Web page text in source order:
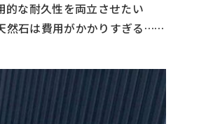
的な耐久性を両立させたい
然石は費用がかかりすぎる……